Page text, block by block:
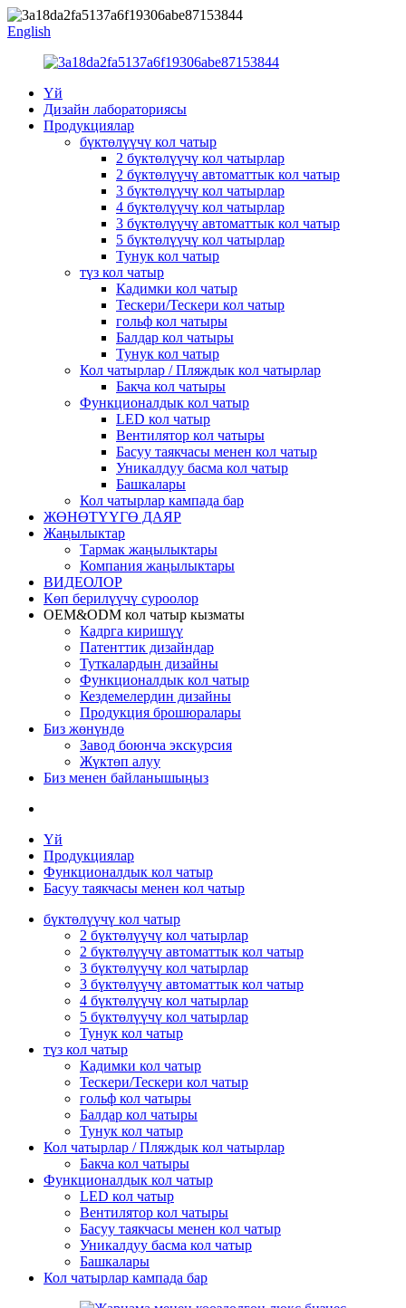
English
Үй
Дизайн лабораториясы
Продукциялар
бүктөлүүчү кол чатыр
2 бүктөлүүчү кол чатырлар
2 бүктөлүүчү автоматтык кол чатыр
3 бүктөлүүчү кол чатырлар
4 бүктөлүүчү кол чатырлар
3 бүктөлүүчү автоматтык кол чатыр
5 бүктөлүүчү кол чатырлар
Тунук кол чатыр
түз кол чатыр
Кадимки кол чатыр
Тескери/Тескери кол чатыр
гольф кол чатыры
Балдар кол чатыры
Тунук кол чатыр
Кол чатырлар / Пляждык кол чатырлар
Бакча кол чатыры
Функционалдык кол чатыр
LED кол чатыр
Вентилятор кол чатыры
Басуу таякчасы менен кол чатыр
Уникалдуу басма кол чатыр
Башкалары
Кол чатырлар кампада бар
ЖӨНӨТҮҮГӨ ДАЯР
Жаңылыктар
Тармак жаңылыктары
Компания жаңылыктары
ВИДЕОЛОР
Көп берилүүчү суроолор
OEM&ODM кол чатыр кызматы
Кадрга киришүү
Патенттик дизайндар
Туткалардын дизайны
Функционалдык кол чатыр
Кездемелердин дизайны
Продукция брошюралары
Биз жөнүндө
Завод боюнча экскурсия
Жүктөп алуу
Биз менен байланышыңыз
Үй
Продукциялар
Функционалдык кол чатыр
Басуу таякчасы менен кол чатыр
бүктөлүүчү кол чатыр
2 бүктөлүүчү кол чатырлар
2 бүктөлүүчү автоматтык кол чатыр
3 бүктөлүүчү кол чатырлар
3 бүктөлүүчү автоматтык кол чатыр
4 бүктөлүүчү кол чатырлар
5 бүктөлүүчү кол чатырлар
Тунук кол чатыр
түз кол чатыр
Кадимки кол чатыр
Тескери/Тескери кол чатыр
гольф кол чатыры
Балдар кол чатыры
Тунук кол чатыр
Кол чатырлар / Пляждык кол чатырлар
Бакча кол чатыры
Функционалдык кол чатыр
LED кол чатыр
Вентилятор кол чатыры
Басуу таякчасы менен кол чатыр
Уникалдуу басма кол чатыр
Башкалары
Кол чатырлар кампада бар